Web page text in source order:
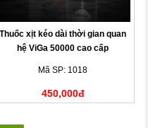
Thuốc xịt kéo dài thời gian quan
hệ ViGa 50000 cao cấp
Mã SP: 1018
450,000đ